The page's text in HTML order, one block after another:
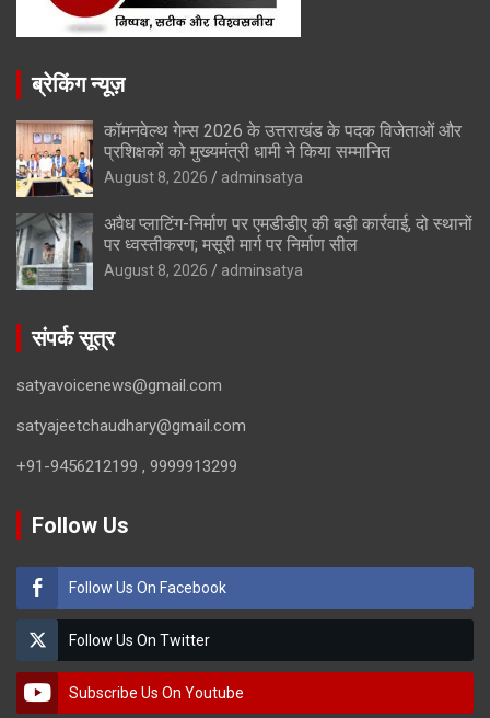
ब्रेकिंग न्यूज़
कॉमनवेल्थ गेम्स 2026 के उत्तराखंड के पदक विजेताओं और
प्रशिक्षकों को मुख्यमंत्री धामी ने किया सम्मानित
August 8, 2026 adminsatya
अवैध प्लाटिंग-निर्माण पर एमडीडीए की बड़ी कार्रवाई, दो स्थानों
पर ध्वस्तीकरण; मसूरी मार्ग पर निर्माण सील
August 8, 2026 adminsatya
संपर्क सूत्र
satyavoicenews@gmail.com
satyajeetchaudhary@gmail.com
+91-9456212199 , 9999913299
Follow Us
Follow Us On Facebook
Follow Us On Twitter
Subscribe Us On Youtube